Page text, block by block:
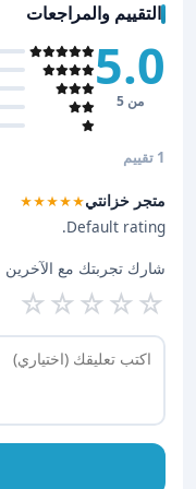
التقييم والمراجعات
5.0
من 5
1 تقييم
متجر خزانتي★★★★★
Default rating.
شارك تجربتك مع الآخرين
☆
☆
☆
☆
☆